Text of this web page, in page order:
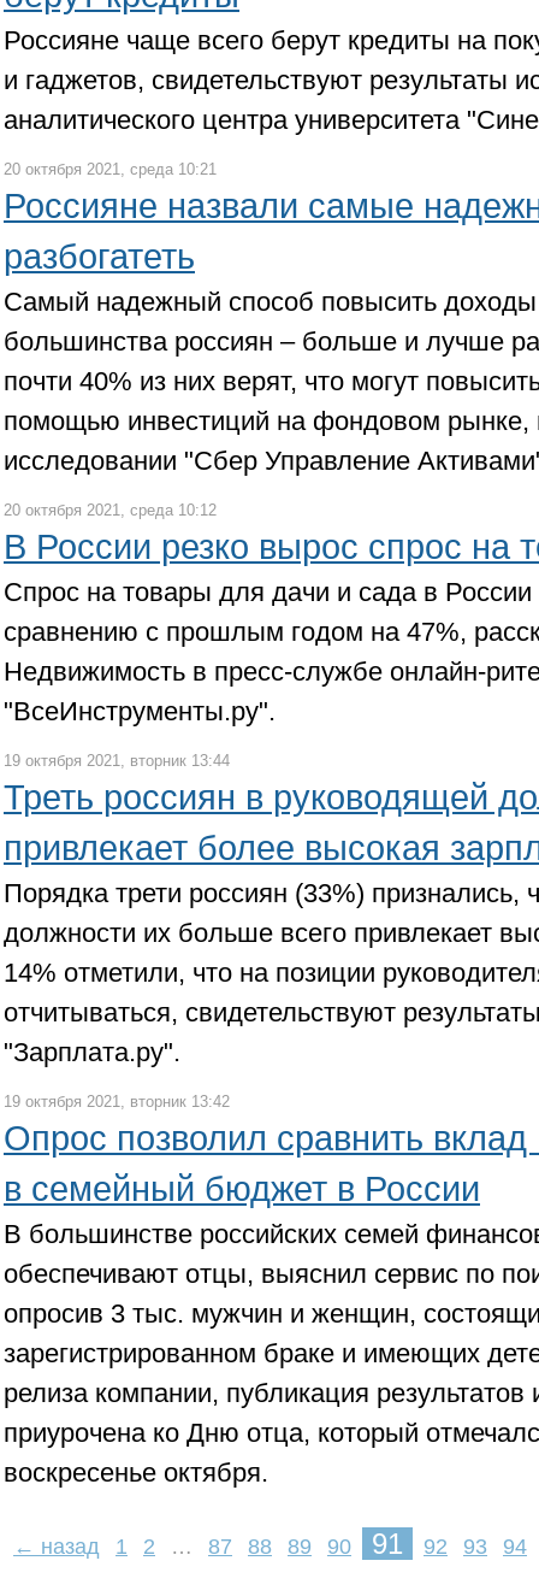
Россияне чаще всего берут кредиты на
и гаджетов, свидетельствуют результаты
аналитического центра университета
20 октября 2021, среда 10:21
Россияне назвали самые
разбогатеть
Самый надежный способ повысить
большинства россиян – больше и лучше
почти 40% из них верят, что могут
помощью инвестиций на фондовом рынке,
исследовании "Сбер Управление
20 октября 2021, среда 10:12
В России резко вырос спрос на
Спрос на товары для дачи и сада в
сравнению с прошлым годом на 47%,
Недвижимость в пресс-службе онлайн-
"ВсеИнструменты.ру".
19 октября 2021, вторник 13:44
Треть россиян в руководящей
привлекает более высокая
Порядка трети россиян (33%) признались,
должности их больше всего привлекает
14% отметили, что на позиции
отчитываться, свидетельствуют
"Зарплата.ру".
19 октября 2021, вторник 13:42
Опрос позволил сравнить
в семейный бюджет в России
В большинстве российских семей
обеспечивают отцы, выяснил сервис по
опросив 3 тыс. мужчин и женщин,
зарегистрированном браке и имеющих
релиза компании, публикация результатов
приурочена ко Дню отца, который
воскресенье октября.
← назад 1 2 … 87 88 89 90 91 92 93 94